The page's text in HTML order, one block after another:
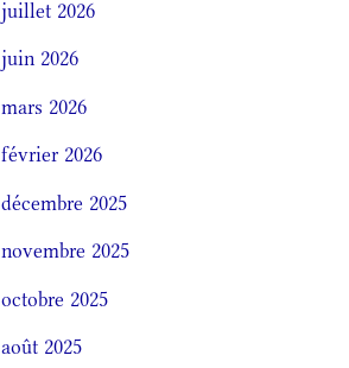
juillet 2026
juin 2026
mars 2026
février 2026
décembre 2025
novembre 2025
octobre 2025
août 2025